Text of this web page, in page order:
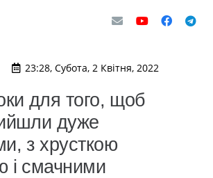
23:28, Субота, 2 Квітня, 2022
для того, щоб
дуже
з хрусткою
і смачними